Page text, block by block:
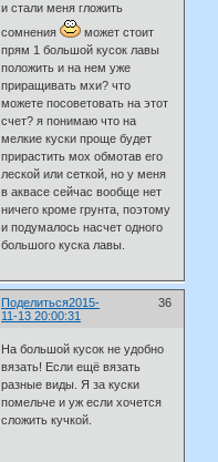
и стали меня гложить
сомнения
может стоит
прям 1 большой кусок лавы
положить и на нем уже
приращивать мхи? что
можете посоветовать на этот
счет? я понимаю что на
мелкие куски проще будет
прирастить мох обмотав его
леской или сеткой, но у меня
в аквасе сейчас вообще нет
ничего кроме грунта, поэтому
и подумалось насчет одного
большого куска лавы.
Поделиться 36
2015-
11-13 20:00:31
На большой кусок не удобно
вязать! Если ещё вязать
разные виды. Я за куски
помельче и уж если хочется
сложить кучкой.